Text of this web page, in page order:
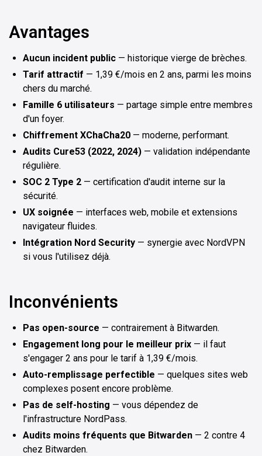
Avantages
Aucun incident public — historique vierge de brèches.
Tarif attractif — 1,39 €/mois en 2 ans, parmi les moins
chers du marché.
Famille 6 utilisateurs — partage simple entre membres
d'un foyer.
Chiffrement XChaCha20 — moderne, performant.
Audits Cure53 (2022, 2024) — validation indépendante
régulière.
SOC 2 Type 2 — certification d'audit interne sur la
sécurité.
UX soignée — interfaces web, mobile et extensions
navigateur fluides.
Intégration Nord Security — synergie avec NordVPN
si vous l'utilisez déjà.
Inconvénients
Pas open-source — contrairement à Bitwarden.
Engagement long pour le meilleur prix — il faut
s'engager 2 ans pour le tarif à 1,39 €/mois.
Auto-remplissage perfectible — quelques sites web
complexes posent encore problème.
Pas de self-hosting — vous dépendez de
l'infrastructure NordPass.
Audits moins fréquents que Bitwarden — 2 contre 4
chez Bitwarden.